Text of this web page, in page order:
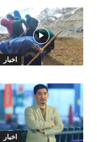
اخبار
اخبار